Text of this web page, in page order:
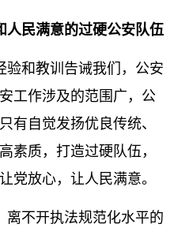
人民满意的过硬公安队伍
验和教训告诫我们，公安
工作涉及的范围广，公
有自觉发扬优良传统、
素质，打造过硬队伍，
党放心，让人民满意。
离不开执法规范化水平的